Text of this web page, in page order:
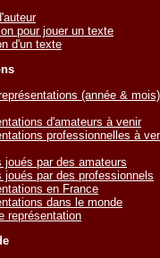
pour jouer un texte
d'un texte
(année & mois)
d'amateurs à venir
professionnelles à
joués par des amateurs
joués par des professionnels
en France
dans le monde
représentation